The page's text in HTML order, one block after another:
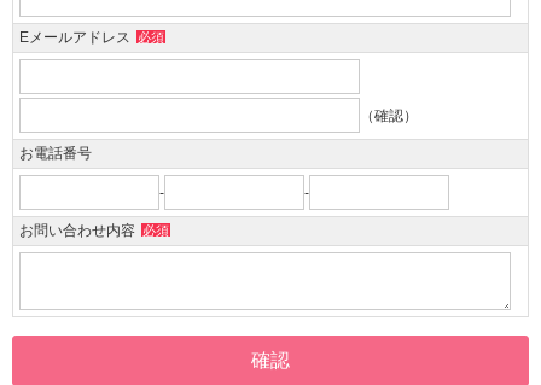
Eメールアドレス 必須
（確認）
お電話番号
- -
お問い合わせ内容 必須